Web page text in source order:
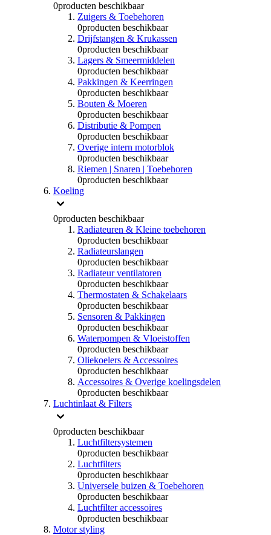
0producten beschikbaar
Zuigers & Toebehoren
0producten beschikbaar
Drijfstangen & Krukassen
0producten beschikbaar
Lagers & Smeermiddelen
0producten beschikbaar
Pakkingen & Keerringen
0producten beschikbaar
Bouten & Moeren
0producten beschikbaar
Distributie & Pompen
0producten beschikbaar
Overige intern motorblok
0producten beschikbaar
Riemen | Snaren | Toebehoren
0producten beschikbaar
Koeling
0producten beschikbaar
Radiateuren & Kleine toebehoren
0producten beschikbaar
Radiateurslangen
0producten beschikbaar
Radiateur ventilatoren
0producten beschikbaar
Thermostaten & Schakelaars
0producten beschikbaar
Sensoren & Pakkingen
0producten beschikbaar
Waterpompen & Vloeistoffen
0producten beschikbaar
Oliekoelers & Accessoires
0producten beschikbaar
Accessoires & Overige koelingsdelen
0producten beschikbaar
Luchtinlaat & Filters
0producten beschikbaar
Luchtfiltersystemen
0producten beschikbaar
Luchtfilters
0producten beschikbaar
Universele buizen & Toebehoren
0producten beschikbaar
Luchtfilter accessoires
0producten beschikbaar
Motor styling